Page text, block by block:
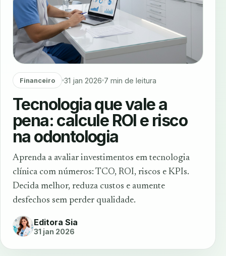
Financeiro 31 jan 2026 7 min de leitura
Tecnologia que vale a
pena: calcule ROI e risco
na odontologia
Aprenda a avaliar investimentos em tecnologia
clínica com números: TCO, ROI, riscos e KPIs.
Decida melhor, reduza custos e aumente
desfechos sem perder qualidade.
Editora Sia
31 jan 2026